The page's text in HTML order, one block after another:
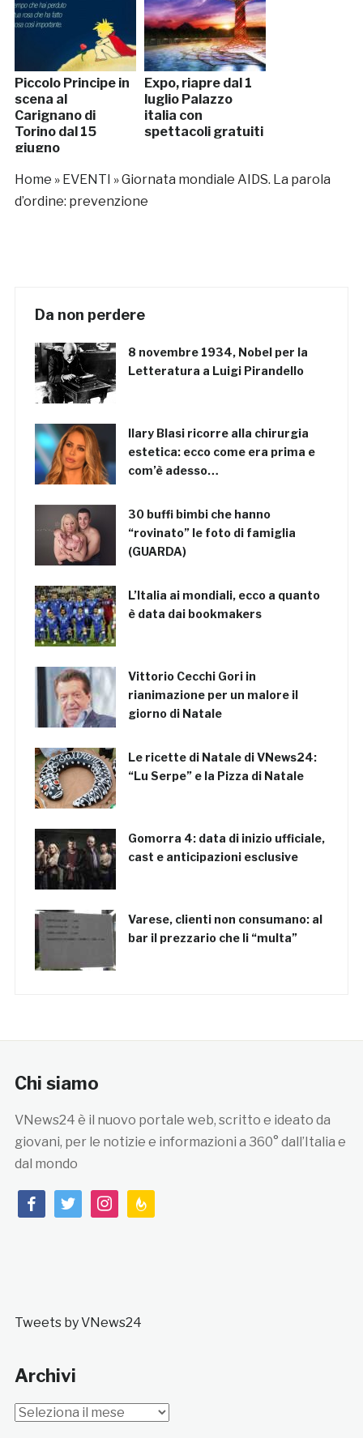
Piccolo Principe in
scena al
Carignano di
Torino dal 15
giugno
Expo, riapre dal 1
luglio Palazzo
italia con
spettacoli gratuiti
Home » EVENTI »Giornata mondiale AIDS. La parola
d’ordine: prevenzione
Da non perdere
8 novembre 1934, Nobel per la
Letteratura a Luigi Pirandello
Ilary Blasi ricorre alla chirurgia
estetica: ecco come era prima e
com’è adesso…
30 buffi bimbi che hanno
“rovinato” le foto di famiglia
(GUARDA)
L’Italia ai mondiali, ecco a quanto
è data dai bookmakers
Vittorio Cecchi Gori in
rianimazione per un malore il
giorno di Natale
Le ricette di Natale di VNews24:
“Lu Serpe” e la Pizza di Natale
Gomorra 4: data di inizio ufficiale,
cast e anticipazioni esclusive
Varese, clienti non consumano: al
bar il prezzario che li “multa”
Chi siamo
VNews24 è il nuovo portale web, scritto e ideato da
giovani, per le notizie e informazioni a 360° dall’Italia e
dal mondo
facebooktwitterinstagramfeedburner
Tweets by VNews24
Archivi
Archivi